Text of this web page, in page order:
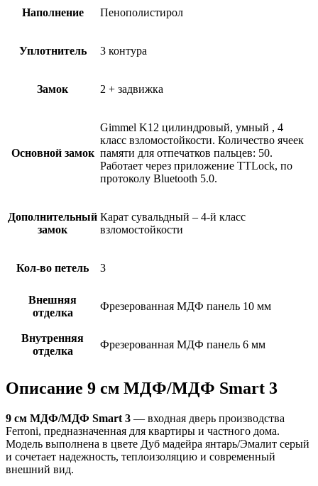
Наполнение Пенополистирол
Уплотнитель 3 контура
Замок 2 + задвижка
Основной замок
Gimmel K12 цилиндровый, умный , 4
класс взломостойкости. Количество ячеек
памяти для отпечатков пальцев: 50.
Работает через приложение TTLock, по
протоколу Bluetooth 5.0.
Дополнительный
замок
Карат сувальдный – 4-й класс
взломостойкости
Кол-во петель 3
Внешняя
отделка
Фрезерованная МДФ панель 10 мм
Внутренняя
отделка
Фрезерованная МДФ панель 6 мм
Описание 9 см МДФ/МДФ Smart 3
9 см МДФ/МДФ Smart 3 — входная дверь производства
Ferroni, предназначенная для квартиры и частного дома.
Модель выполнена в цвете Дуб мадейра янтарь/Эмалит серый
и сочетает надежность, теплоизоляцию и современный
внешний вид.